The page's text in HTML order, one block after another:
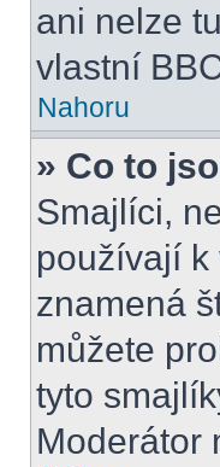
ani nelze
vlastní
Nahoru
» Co to
Smajlíci,
používají k
znamená
můžete
tyto
Moderátor